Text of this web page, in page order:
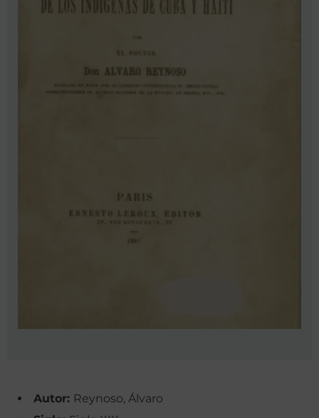
Autor: Reynoso, Álvaro